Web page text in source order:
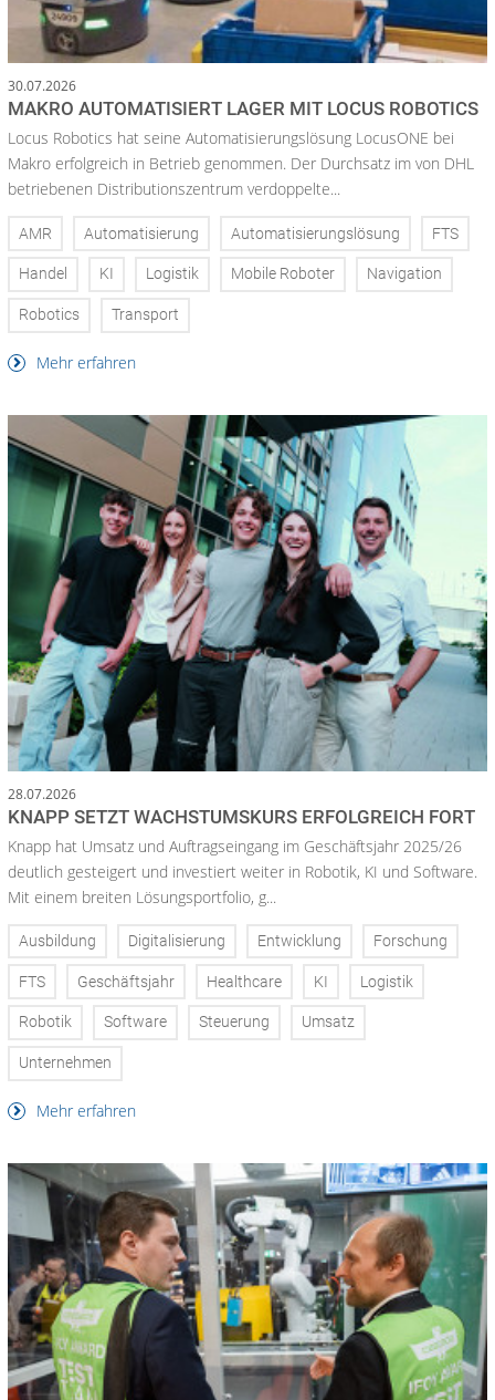
30.07.2026
MAKRO AUTOMATISIERT LAGER MIT LOCUS ROBOTICS
Locus Robotics hat seine Automatisierungslösung LocusONE bei
Makro erfolgreich in Betrieb genommen. Der Durchsatz im von DHL
betriebenen Distributionszentrum verdoppelte...
AMR Automatisierung Automatisierungslösung FTS
Handel KI Logistik Mobile Roboter Navigation
Robotics Transport
Mehr erfahren
28.07.2026
KNAPP SETZT WACHSTUMSKURS ERFOLGREICH FORT
Knapp hat Umsatz und Auftragseingang im Geschäftsjahr 2025/26
deutlich gesteigert und investiert weiter in Robotik, KI und Software.
Mit einem breiten Lösungsportfolio, g...
Ausbildung Digitalisierung Entwicklung Forschung
FTS Geschäftsjahr Healthcare KI Logistik
Robotik Software Steuerung Umsatz
Unternehmen
Mehr erfahren